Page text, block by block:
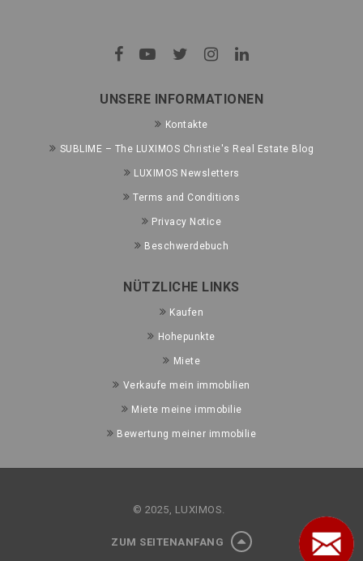
UNSERE INFORMATIONEN
Kontakte
SUBLIME – The LUXIMOS Christie's Real Estate Blog
LUXIMOS Newsletters
Terms and Conditions
Privacy Notice
Beschwerdebuch
NÜTZLICHE LINKS
Kaufen
Hohepunkte
Miete
Verkaufe mein immobilien
Miete meine immobilie
Bewertung meiner immobilie
© 2025, LUXIMOS.
ZUM SEITENANFANG